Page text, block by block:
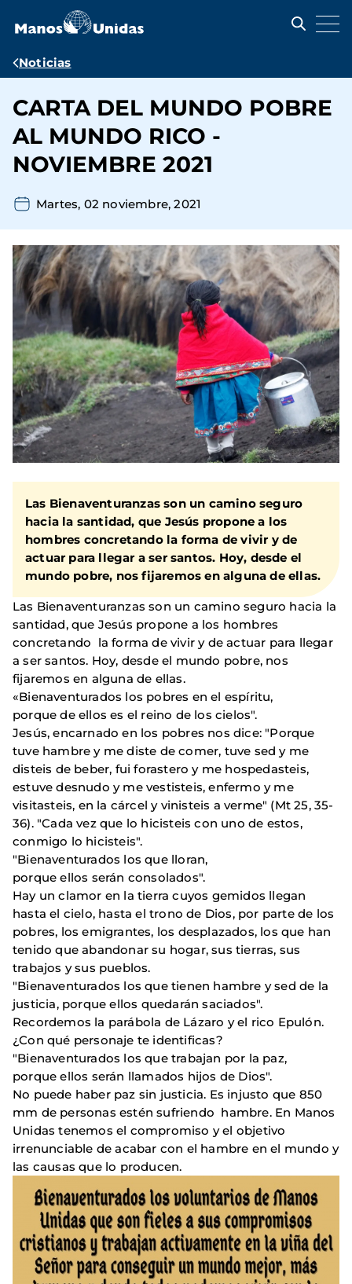
contenido
Ruta
navegación
Noticias
CARTA DEL MUNDO POBRE
AL MUNDO RICO -
NOVIEMBRE 2021
Martes, 02 noviembre, 2021
Las Bienaventuranzas son un camino seguro
hacia la santidad, que Jesús propone a los
hombres concretando la forma de vivir y de
actuar para llegar a ser santos. Hoy, desde el
mundo pobre, nos fijaremos en alguna de ellas.
Las Bienaventuranzas son un camino seguro hacia la
santidad, que Jesús propone a los hombres
concretando la forma de vivir y de actuar para llegar
a ser santos. Hoy, desde el mundo pobre, nos
fijaremos en alguna de ellas.
«Bienaventurados los pobres en el espíritu,
porque de ellos es el reino de los cielos".
Jesús, encarnado en los pobres nos dice: "Porque
tuve hambre y me diste de comer, tuve sed y me
disteis de beber, fui forastero y me hospedasteis,
estuve desnudo y me vestisteis, enfermo y me
visitasteis, en la cárcel y vinisteis a verme" (Mt 25, 35-
36). "Cada vez que lo hicisteis con uno de estos,
conmigo lo hicisteis".
"Bienaventurados los que lloran,
porque ellos serán consolados".
Hay un clamor en la tierra cuyos gemidos llegan
hasta el cielo, hasta el trono de Dios, por parte de los
pobres, los emigrantes, los desplazados, los que han
tenido que abandonar su hogar, sus tierras, sus
trabajos y sus pueblos.
"Bienaventurados los que tienen hambre y sed de la
justicia, porque ellos quedarán saciados".
Recordemos la parábola de Lázaro y el rico Epulón.
¿Con qué personaje te identificas?
"Bienaventurados los que trabajan por la paz,
porque ellos serán llamados hijos de Dios".
No puede haber paz sin justicia. Es injusto que 850
mm de personas estén sufriendo hambre. En Manos
Unidas tenemos el compromiso y el objetivo
irrenunciable de acabar con el hambre en el mundo y
las causas que lo producen.